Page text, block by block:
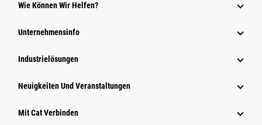
Wie Können Wir Helfen?
Unternehmensinfo
Industrielösungen
Neuigkeiten Und Veranstaltungen
Mit Cat Verbinden